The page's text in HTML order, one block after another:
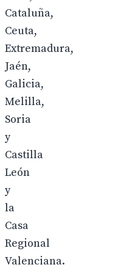
Cataluña,
Ceuta,
Extremadura,
Jaén,
Galicia,
Melilla,
Soria
y
Castilla
León
y
la
Casa
Regional
Valenciana.